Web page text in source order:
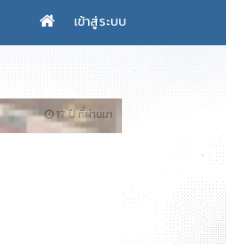
เข้าสู่ระบบ
17 ปี ที่ผ่านมา